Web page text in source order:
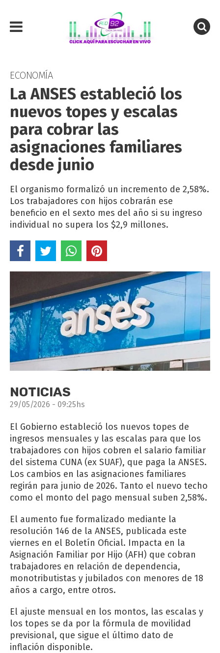
ECONOMÍA
La ANSES estableció los
nuevos topes y escalas
para cobrar las
asignaciones familiares
desde junio
El organismo formalizó un incremento de 2,58%.
Los trabajadores con hijos cobrarán ese
beneficio en el sexto mes del año si su ingreso
individual no supera los $2,9 millones.
NOTICIAS
29/05/2026 - 09:25hs
El Gobierno estableció los nuevos topes de
ingresos mensuales y las escalas para que los
trabajadores con hijos cobren el salario familiar
del sistema CUNA (ex SUAF), que paga la ANSES.
Los cambios en las asignaciones familiares
regirán para junio de 2026. Tanto el nuevo techo
como el monto del pago mensual suben 2,58%.
El aumento fue formalizado mediante la
resolución 146 de la ANSES, publicada este
viernes en el Boletín Oficial. Impacta en la
Asignación Familiar por Hijo (AFH) que cobran
trabajadores en relación de dependencia,
monotributistas y jubilados con menores de 18
años a cargo, entre otros.
El ajuste mensual en los montos, las escalas y
los topes se da por la fórmula de movilidad
previsional, que sigue el último dato de
inflación disponible.